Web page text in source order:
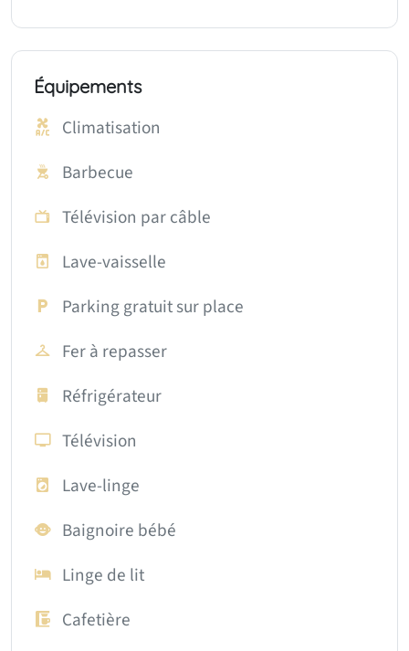
Équipements
Climatisation
Barbecue
Télévision par câble
Lave-vaisselle
Parking gratuit sur place
Fer à repasser
Réfrigérateur
Télévision
Lave-linge
Baignoire bébé
Linge de lit
Cafetière